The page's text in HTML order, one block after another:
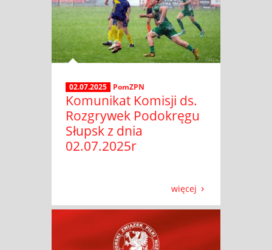
02.07.2025 PomZPN
Komunikat Komisji ds.
Rozgrywek Podokręgu
Słupsk z dnia
02.07.2025r
więcej